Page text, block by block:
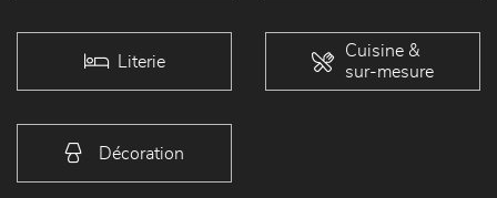
Literie
Cuisine &
sur-mesure
Décoration